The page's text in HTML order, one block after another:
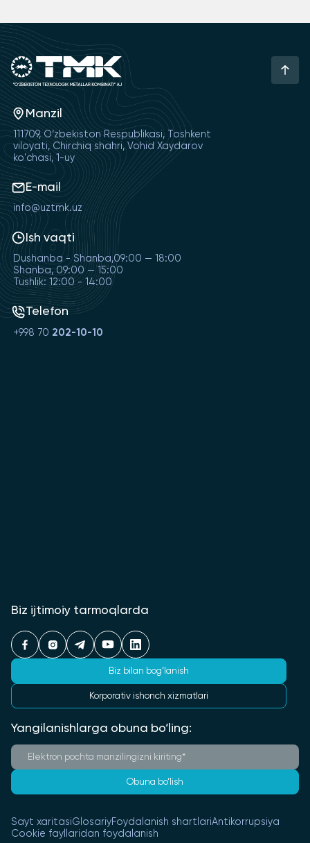
Manzil
111709, O‘zbekiston Respublikasi, Toshkent
viloyati, Chirchiq shahri, Vohid Xaydarov
ko'chasi, 1-uy
E-mail
info@uztmk.uz
Ish vaqti
Dushanba - Shanba,09:00 — 18:00
Shanba, 09:00 — 15:00
Tushlik: 12:00 - 14:00
Telefon
+998 70 202-10-10
Biz ijtimoiy tarmoqlarda
Biz bilan bog‘lanish
Korporativ ishonch xizmatlari
Yangilanishlarga obuna bo‘ling:
Obuna bo‘lish
Sayt xaritasiGlosariyFoydalanish shartlariAntikorrupsiya
Cookie fayllaridan foydalanish